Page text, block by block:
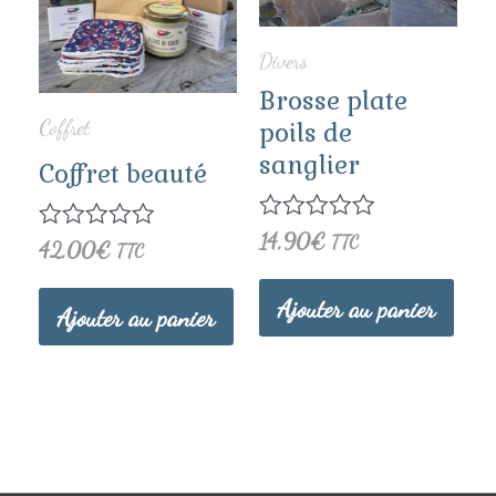
Coffret
Coffret beauté
Note
sur
42,00€ TTC
Ajouter au panier
Divers
Brosse plate
poils de
sanglier
Note
sur
14,90€ TTC
Ajouter au panier